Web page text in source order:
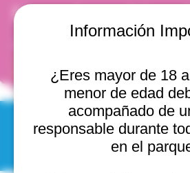
Información
¿Eres mayor de 18
menor de edad
acompañado de
responsable durante
en el
Horario y
2541754 Viña del Mar,